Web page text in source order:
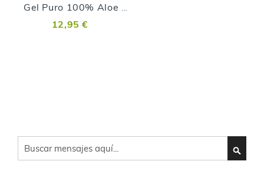
Gel Puro 100% Aloe Vera - 250ml
12,95 €